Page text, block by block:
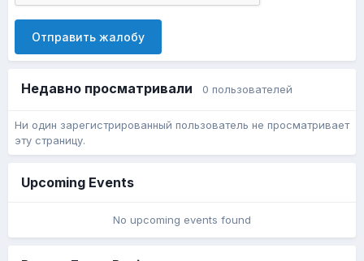
Отправить жалобу
Недавно просматривали 0 пользователей
Ни один зарегистрированный пользователь не просматривает
эту страницу.
Upcoming Events
No upcoming events found